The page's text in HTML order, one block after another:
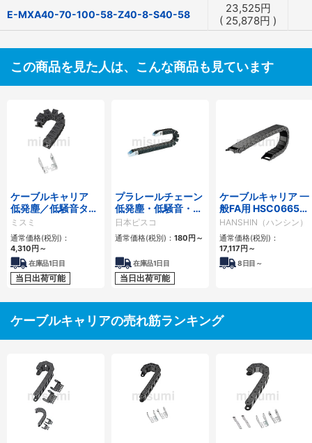
E-MXA40-70-100-58-Z40-8-S40-58 23,525円
( 25,878円 )
この商品を見た人は、こんな商品も見ています
ケーブルキャリア
低発塵／低騒音タイ
プ
ミスミ
通常価格(税別)：
4,310 円 ～
在庫品1日目
当日出荷可能
プラレールチェーン
低発塵・低騒音・フ
ラップ開閉・ヒンジ
連結タイプ SCシリ
ーズ
日本ピスコ
通常価格(税別)： 180 円 ～
在庫品1日目
当日出荷可能
ケーブルキャリア 一
般FA用 HSC0665シ
リーズ
HANSHIN（ハンシン）
通常価格(税別)：
17,117 円 ～
8日目～
ケーブルキャリアの売れ筋ランキング